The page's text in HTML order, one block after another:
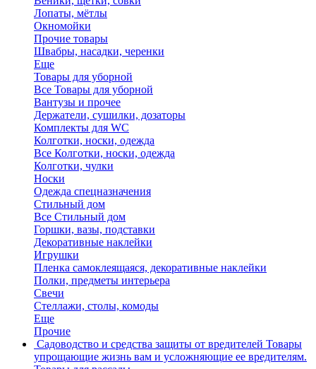
Лопаты, мётлы
Окномойки
Прочие товары
Швабры, насадки, черенки
Еще
Товары для уборной
Все Товары для уборной
Вантузы и прочее
Держатели, сушилки, дозаторы
Комплекты для WC
Колготки, носки, одежда
Все Колготки, носки, одежда
Колготки, чулки
Носки
Одежда спецназначения
Стильный дом
Все Стильный дом
Горшки, вазы, подставки
Декоративные наклейки
Игрушки
Пленка самоклеящаяся, декоративные наклейки
Полки, предметы интерьера
Свечи
Стеллажи, столы, комоды
Еще
Прочие
Садоводство и средства защиты от вредителей Товары
упрощающие жизнь вам и усложняющие ее вредителям.